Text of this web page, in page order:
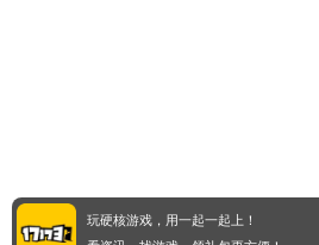
玩硬核游戏，用一起一起上！